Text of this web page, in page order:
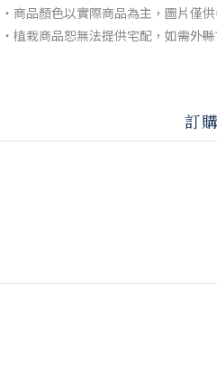
・商品顏色以實際商品為主，圖片僅
・植栽商品恕無法提供宅配，如需外
訂